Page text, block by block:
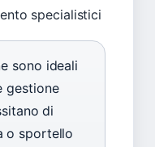
specialistici
sono ideali
gestione
di
o sportello